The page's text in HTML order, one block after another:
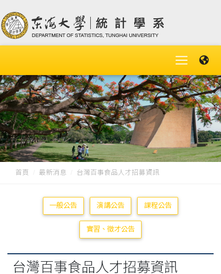
首頁 最新消息 台灣百事食品人才招募資訊
一般公告 演講公告 課程公告
實習、徵才公告
台灣百事食品人才招募資訊